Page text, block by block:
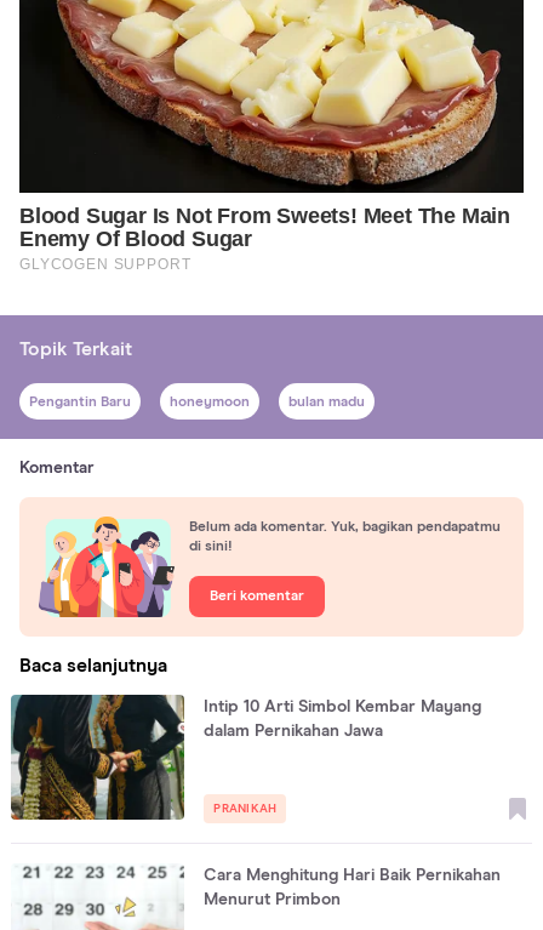
Topik Terkait
Pengantin Baru honeymoon bulan madu
Komentar
Belum ada komentar. Yuk, bagikan pendapatmu
di sini!
Beri komentar
Baca selanjutnya
Intip 10 Arti Simbol Kembar Mayang
dalam Pernikahan Jawa
PRANIKAH
Cara Menghitung Hari Baik Pernikahan
Menurut Primbon